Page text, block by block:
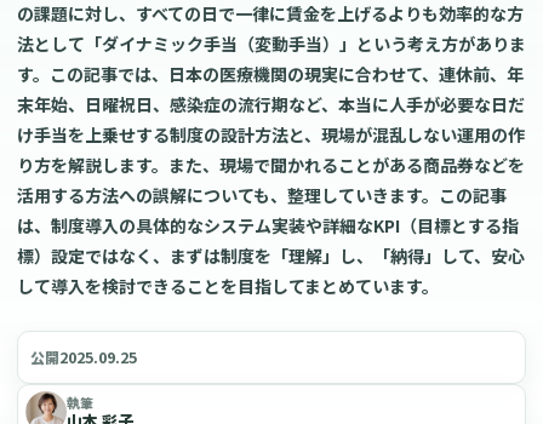
の課題に対し、すべての日で一律に賃金を上げるよりも効率的な方
法として「ダイナミック手当（変動手当）」という考え方がありま
す。この記事では、日本の医療機関の現実に合わせて、連休前、年
末年始、日曜祝日、感染症の流行期など、本当に人手が必要な日だ
け手当を上乗せする制度の設計方法と、現場が混乱しない運用の作
り方を解説します。また、現場で聞かれることがある商品券などを
活用する方法への誤解についても、整理していきます。この記事
は、制度導入の具体的なシステム実装や詳細なKPI（目標とする指
標）設定ではなく、まずは制度を「理解」し、「納得」して、安心
して導入を検討できることを目指してまとめています。
公開2025.09.25
執筆